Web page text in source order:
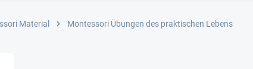
Material Montessori Übungen des praktischen Lebens